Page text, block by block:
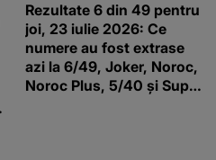
Rezultate 6 din 49 pentru
joi, 23 iulie 2026: Ce
numere au fost extrase
azi la 6/49, Joker, Noroc,
Noroc Plus, 5/40 și Super